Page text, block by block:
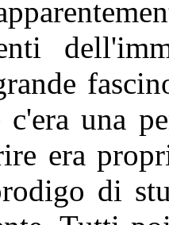
c'erauna
era
di